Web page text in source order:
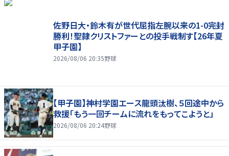
佐野日大・鈴木有が世代屈指左腕以来の1-0完封
勝利！聖隷クリストファーとの投手戦制す【26年夏
甲子園】
2026/08/06 20:35野球
【甲子園】神村学園エース龍頭汰樹、５回途中から
救援「もう一回チームに流れをもってこようと」
2026/08/06 20:24野球